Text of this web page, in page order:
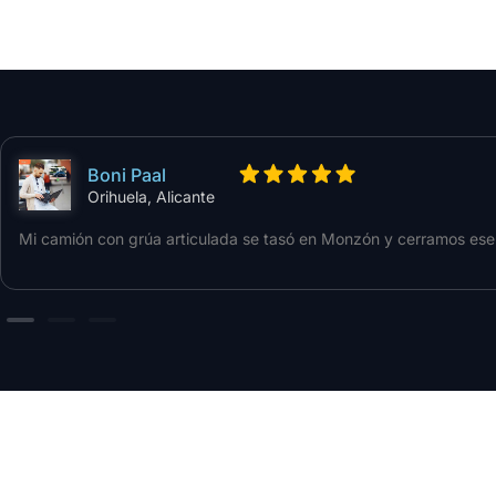
Boni Paal
Orihuela, Alicante
Mi camión con grúa articulada se tasó en Monzón y cerramos